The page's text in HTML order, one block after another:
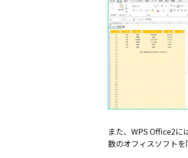
また、WPS Office2
数のオフィスソフト